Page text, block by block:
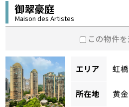
御翠豪庭
Maison des Artistes
この物件
エリア 虹
所在地 黄